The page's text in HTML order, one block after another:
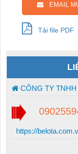
EMAIL
Tải file PDF
CÔNG TY TNHH
https://